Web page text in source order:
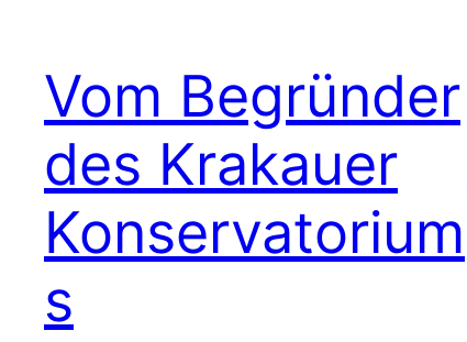
Vom Begründer
des Krakauer
Konservatorium
s